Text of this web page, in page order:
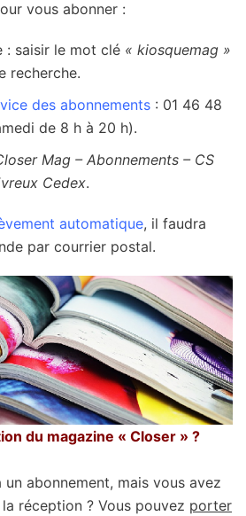
vous abonner :
: saisir le mot clé « kiosquemag »
recherche.
des abonnements : 01 46 48
de 8 h à 20 h).
Mag – Abonnements – CS
Cedex.
automatique, il faudra
par courrier postal.
du magazine « Closer » ?
abonnement, mais vous avez
réception ? Vous pouvez porter